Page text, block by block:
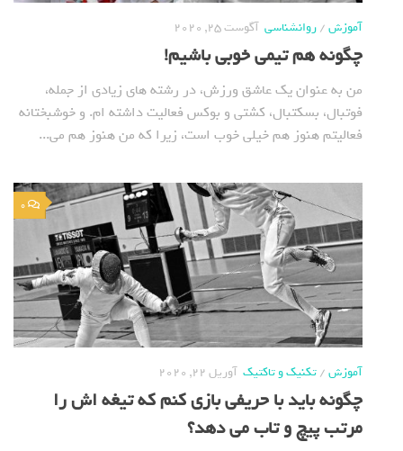
آموزش/روانشناسی آگوست 25, 2020
چگونه هم تیمی خوبی باشیم!
من به عنوان یک عاشق ورزش، در رشته های زیادی از جمله،
فوتبال، بسکتبال، کشتی و بوکس فعالیت داشته ام. و خوشبختانه
فعالیتم هنوز هم خیلی خوب است، زیرا که من هنوز هم می...
0
آموزش/تکنیک و تاکتیک آوریل 22, 2020
چگونه باید با حریفی بازی کنم که تیغه اش را
مرتب پیچ و تاب می دهد؟